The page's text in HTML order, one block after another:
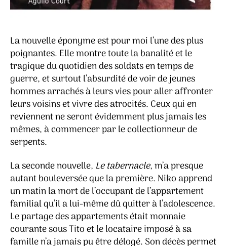
La nouvelle éponyme est pour moi l’une des plus
poignantes. Elle montre toute la banalité et le
tragique du quotidien des soldats en temps de
guerre, et surtout l’absurdité de voir de jeunes
hommes arrachés à leurs vies pour aller affronter
leurs voisins et vivre des atrocités. Ceux qui en
reviennent ne seront évidemment plus jamais les
mêmes, à commencer par le collectionneur de
serpents.
La seconde nouvelle, Le tabernacle, m’a presque
autant bouleversée que la première. Niko apprend
un matin la mort de l’occupant de l’appartement
familial qu’il a lui-même dû quitter à l’adolescence.
Le partage des appartements était monnaie
courante sous Tito et le locataire imposé à sa
famille n’a jamais pu être délogé. Son décès permet